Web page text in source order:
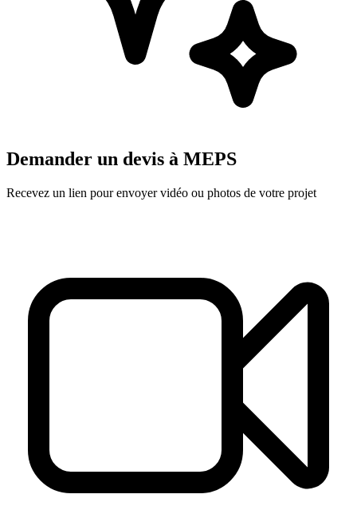
Demander un devis à MEPS
Recevez un lien pour envoyer vidéo ou photos de votre projet